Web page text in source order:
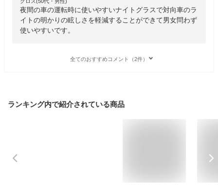
夜間の車の運転時に使いやすいナイトグラスで対向車のラ
イトの明かりの眩しさを軽減することができて男女問わず
使いやすいです。
全てのおすすめコメント（2件）
ランキング内で紹介されている商品